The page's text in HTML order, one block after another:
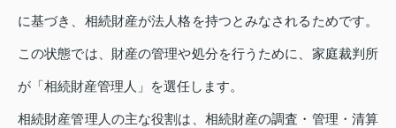
に基づき、相続財産が法人格を持つとみなされるためです。
この状態では、財産の管理や処分を行うために、家庭裁判所
が「相続財産管理人」を選任します。
相続財産管理人の主な役割は、相続財産の調査・管理・清算